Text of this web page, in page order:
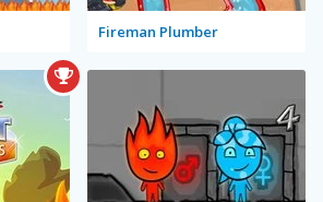
Fireman Plumber